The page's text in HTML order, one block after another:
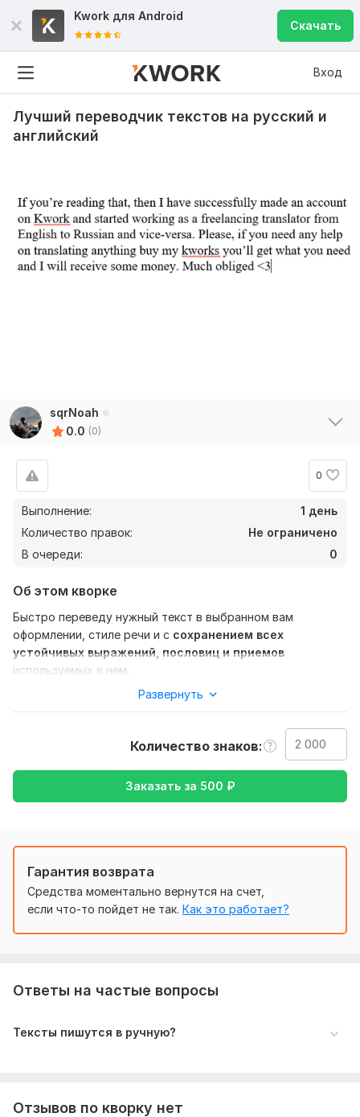
Kwork для Android
Скачать
Вход
Лучший переводчик текстов на русский и
английский
sqrNoah
0.0 (0)
0
Выполнение:
1 день
Количество правок:
Не ограничено
В очереди:
0
Об этом кворке
Быстро переведу нужный текст в выбранном вам
оформлении, стиле речи и с сохранением всех
устойчивых выражений, пословиц и приемов
используемых в нем.
и объясните детали и цели с которыми вы хотите
перевести данный текст.
Тематика:
Интернет и технологии, Отдых и развлечения,
Спорт,
с Английского на Русский
Объем услуги в кворке: 2 000 знаков
Развернуть
Количество знаков
Заказать за 500 ₽
Гарантия возврата
Средства моментально вернутся на счет,
если что-то пойдет не так. Как это работает?
Ответы на частые вопросы
Тексты пишутся в ручную?
Отзывов по кворку нет